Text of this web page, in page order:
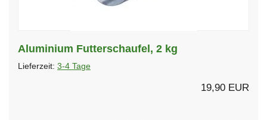
Aluminium Futterschaufel, 2 kg
Lieferzeit: 3-4 Tage
19,90 EUR